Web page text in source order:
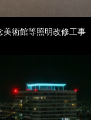
術館等照明改修工事